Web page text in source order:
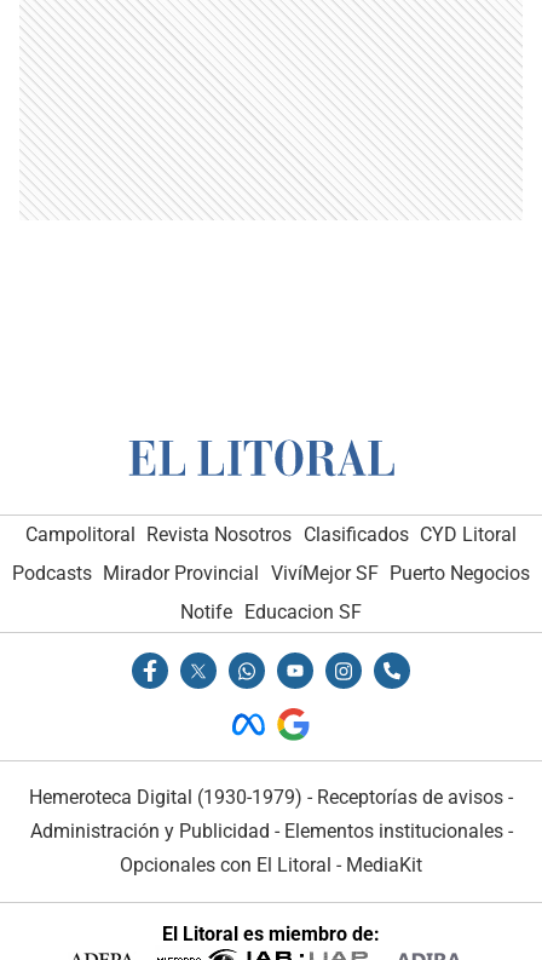
Campolitoral Revista Nosotros Clasificados CYD Litoral
Podcasts Mirador Provincial VivíMejor SF Puerto Negocios
Notife Educacion SF
Hemeroteca Digital (1930-1979) - Receptorías de avisos -
Administración y Publicidad - Elementos institucionales-
Opcionales con El Litoral - MediaKit
El Litoral es miembro de: